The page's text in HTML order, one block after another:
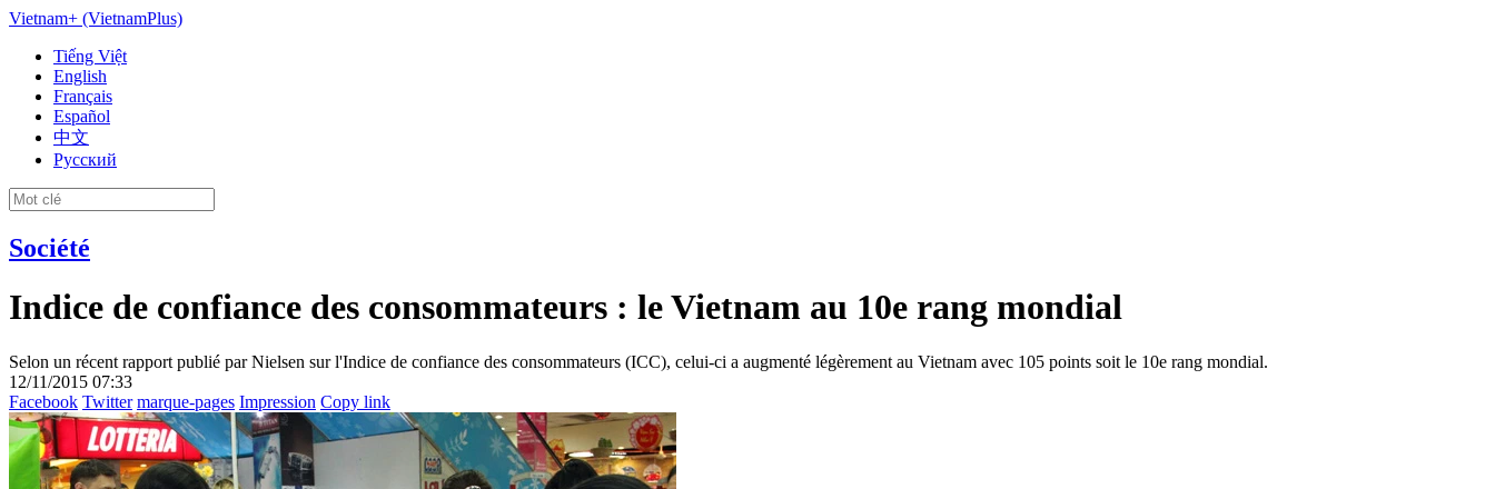
Vietnam+ (VietnamPlus)
Tiếng Việt
English
Français
Español
中文
Русский
Société
Indice de confiance des consommateurs : le Vietnam au 10e rang mondial
Selon un récent rapport publié par Nielsen sur l'Indice de confiance des consommateurs (ICC), celui-ci a augmenté légèrement au Vietnam avec 105 points soit le 10e rang mondial.
12/11/2015 07:33
Facebook Twitter marque-pages Impression Copy link